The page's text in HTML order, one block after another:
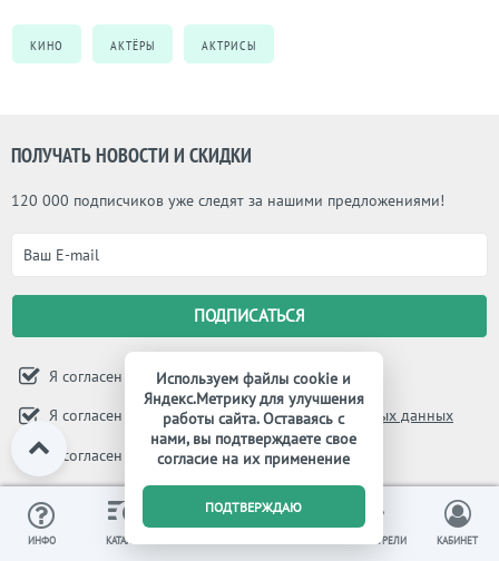
КИНО АКТЁРЫ АКТРИСЫ
ПОЛУЧАТЬ НОВОСТИ И СКИДКИ
120 000 подписчиков уже следят за нашими предложениями!
Я согласен с
правилами магазина
Я согласен с
политикой обработки персональных данных
Я согласен на
обработку персональных данных
МЫ В СОЦИАЛЬНЫХ СЕТЯХ
ИНФО КАТАЛОГ
0
ВЫ СМОТРЕЛИ КАБИНЕТ
Используем файлы cookie и
Яндекс.Метрику для улучшения
работы сайта. Оставаясь с
нами, вы подтверждаете свое
согласие на их применение
ПОДТВЕРЖДАЮ